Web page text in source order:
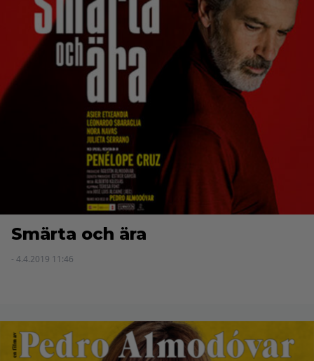
Smärta och ära
- 4.4.2019 11:46